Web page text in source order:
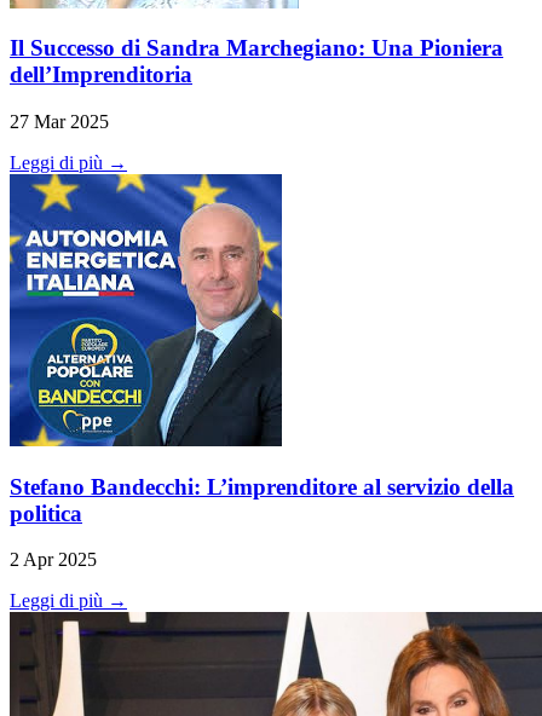
Il Successo di Sandra Marchegiano: Una Pioniera
dell’Imprenditoria
27 Mar 2025
Leggi di più →
Stefano Bandecchi: L’imprenditore al servizio della
politica
2 Apr 2025
Leggi di più →